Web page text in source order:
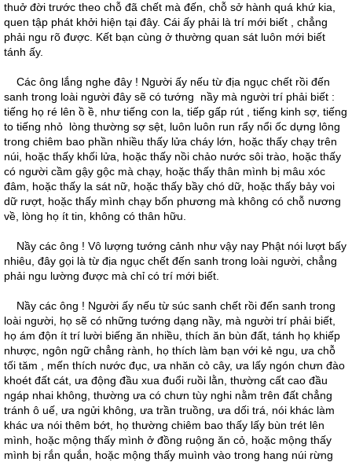
thuở đời trước theo chỗ đã chết mà đến, chỗ sở hành quá khứ kia,
quen tập phát khởi hiện tại đây. Cái ấy phải là trí mới biết , chẳng
phải ngu rõ được. Kết bạn cùng ở thường quan sát luôn mới biết
tánh ấy.
Các ông lắng nghe đây ! Người ấy nếu từ địa ngục chết rồi đến
sanh trong loài người đây sẽ có tướng nầy mà người trí phải biết :
tiếng họ ré lên ồ ề, như tiếng con la, tiếp gấp rút , tiếng kinh sợ, tiếng
to tiếng nhỏ lòng thường sợ sệt, luôn luôn run rẩy nổi ốc dựng lông
trong chiêm bao phần nhiều thấy lửa cháy lớn, hoặc thấy chạy trên
núi, hoặc thấy khối lửa, hoặc thấy nồi chảo nước sôi trào, hoặc thấy
có người cầm gậy gộc mà chạy, hoặc thấy thân mình bị mâu xóc
đâm, hoặc thấy la sát nữ, hoặc thấy bầy chó dữ, hoặc thấy bảy voi
dữ rượt, hoặc thấy mình chạy bốn phương mà không có chỗ nương
về, lòng họ ít tin, không có thân hữu.
Nầy các ông ! Vô lượng tướng cảnh như vậy nay Phật nói lượt bấy
nhiêu, đây gọi là từ địa ngục chết đến sanh trong loài người, chẳng
phải ngu lường được mà chỉ có trí mới biết.
Nầy các ông ! Người ấy nếu từ súc sanh chết rồi đến sanh trong
loài người, họ sẽ có những tướng dạng nầy, mà người trí phải biết,
họ ám độn ít trí lười biếng ăn nhiều, thích ăn bùn đất, tánh họ khiếp
nhược, ngôn ngữ chẳng rành, họ thích làm bạn với kẻ ngu, ưa chỗ
tối tăm , mến thích nước đục, ưa nhăn cỏ cây, ưa lấy ngón chưn đào
khoét đất cát, ưa động đầu xua đuổi ruồi lằn, thường cất cao đầu
ngáp nhai không, thường ưa có chưn tùy nghi nằm trên đất chẳng
tránh ô uế, ưa ngửi không, ưa trần truồng, ưa dối trá, nói khác làm
khác ưa nói thêm bớt, họ thường chiêm bao thấy lấy bùn trét lên
mình, hoặc mộng thấy mình ở đồng ruộng ăn cỏ, hoặc mộng thấy
mình bị rắn quắn, hoặc mộng thấy muình vào trong hang núi rừng